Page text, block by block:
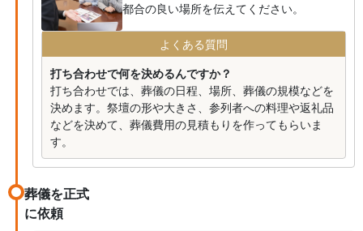
都合の良い場所を伝えてください。
よくある質問
打ち合わせで何を決めるんですか？
打ち合わせでは、葬儀の日程、場所、葬儀の規模などを
決めます。祭壇の形や大きさ、参列者への料理や返礼品
などを決めて、葬儀費用の見積もりを作ってもらいま
す。
葬儀を正式
に依頼